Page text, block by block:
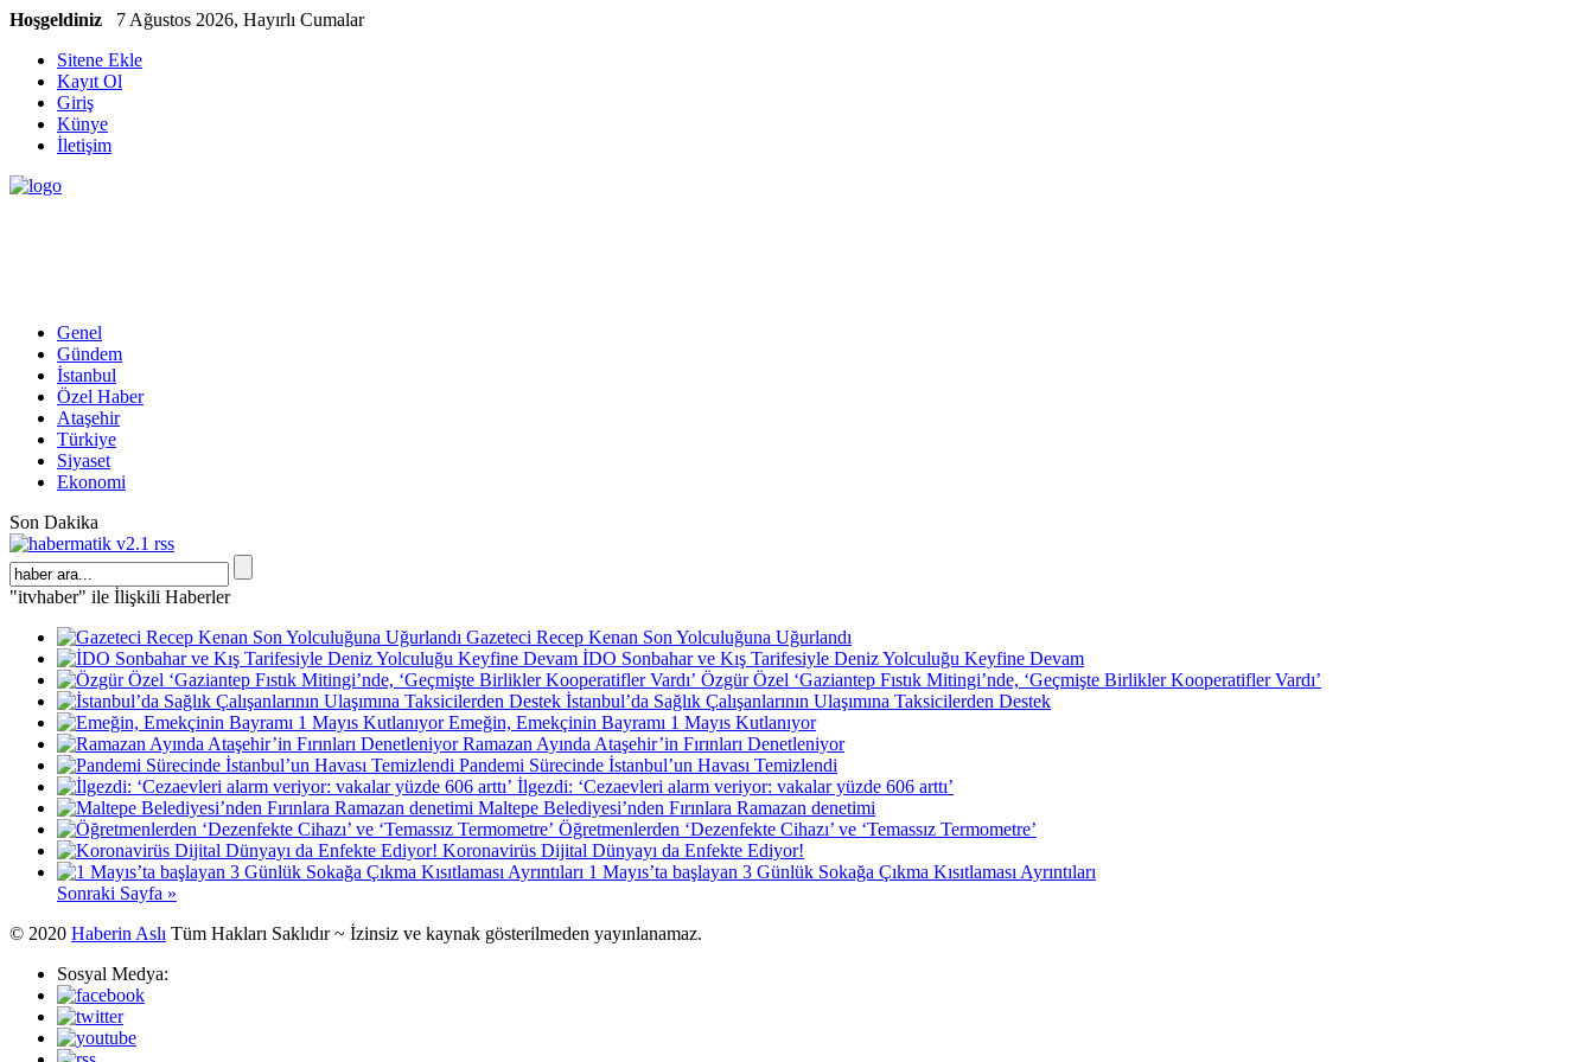
Hoşgeldiniz
7 Ağustos 2026, Hayırlı Cumalar
Sitene Ekle
Kayıt Ol
Giriş
Künye
İletişim
Genel
Gündem
İstanbul
Özel Haber
Ataşehir
Türkiye
Siyaset
Ekonomi
Son Dakika
"itvhaber" ile İlişkili Haberler
Gazeteci Recep Kenan Son Yolculuğuna Uğurlandı
İDO Sonbahar ve Kış Tarifesiyle Deniz Yolculuğu Keyfine Devam
Özgür Özel ‘Gaziantep Fıstık Mitingi’nde, ‘Geçmişte Birlikler Kooperatifler Vardı’
İstanbul’da Sağlık Çalışanlarının Ulaşımına Taksicilerden Destek
Emeğin, Emekçinin Bayramı 1 Mayıs Kutlanıyor
Ramazan Ayında Ataşehir’in Fırınları Denetleniyor
Pandemi Sürecinde İstanbul’un Havası Temizlendi
İlgezdi: ‘Cezaevleri alarm veriyor: vakalar yüzde 606 arttı’
Maltepe Belediyesi’nden Fırınlara Ramazan denetimi
Öğretmenlerden ‘Dezenfekte Cihazı’ ve ‘Temassız Termometre’
Koronavirüs Dijital Dünyayı da Enfekte Ediyor!
1 Mayıs’ta başlayan 3 Günlük Sokağa Çıkma Kısıtlaması Ayrıntıları
Sonraki Sayfa »
© 2020 Haberin Aslı Tüm Hakları Saklıdır ~ İzinsiz ve kaynak gösterilmeden yayınlanamaz.
Sosyal Medya: